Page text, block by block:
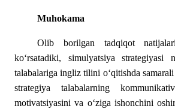
Muhokama
Olib borilgan tadqiqot
ko‘rsatadiki, simulyatsiya strategiyasi
talabalariga ingliz tilini o‘qitishda
strategiya talabalarning
motivatsiyasini va o‘ziga ishonchini